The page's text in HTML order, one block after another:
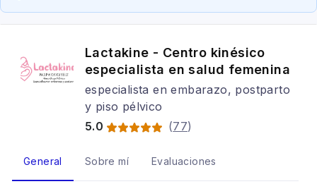
Lactakine - Centro kinésico
especialista en salud femenina
especialista en embarazo, postparto
y piso pélvico
5.0
(77)
General Sobre mí Evaluaciones